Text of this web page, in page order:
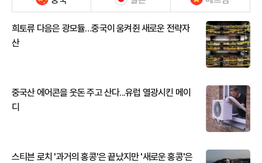
희토류 다음은 광모듈…중국이 움켜쥔 새로운 전략자
산
중국산 에어콘을 웃돈 주고 산다...유럽 열광시킨 메이
디
스티븐 로치 '과거의 홍콩'은 끝났지만 '새로운 홍콩'은